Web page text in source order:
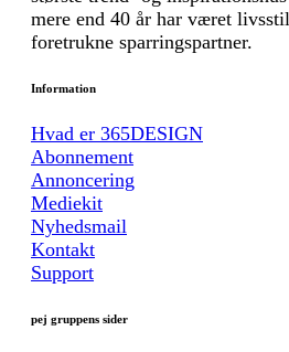
mere end 40 år har været
foretrukne sparringspartner.
Information
Hvad er 365DESIGN
Abonnement
Annoncering
Mediekit
Nyhedsmail
Kontakt
Support
pej gruppens sider